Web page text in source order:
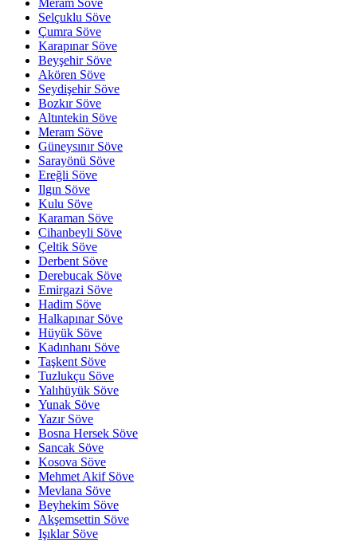
Meram Söve
Selçuklu Söve
Çumra Söve
Karapınar Söve
Beyşehir Söve
Akören Söve
Seydişehir Söve
Bozkır Söve
Altıntekin Söve
Meram Söve
Güneysınır Söve
Sarayönü Söve
Ereğli Söve
Ilgın Söve
Kulu Söve
Karaman Söve
Cihanbeyli Söve
Çeltik Söve
Derbent Söve
Derebucak Söve
Emirgazi Söve
Hadim Söve
Halkapınar Söve
Hüyük Söve
Kadınhanı Söve
Taşkent Söve
Tuzlukçu Söve
Yalıhüyük Söve
Yunak Söve
Yazır Söve
Bosna Hersek Söve
Sancak Söve
Kosova Söve
Mehmet Akif Söve
Mevlana Söve
Beyhekim Söve
Akşemsettin Söve
Işıklar Söve